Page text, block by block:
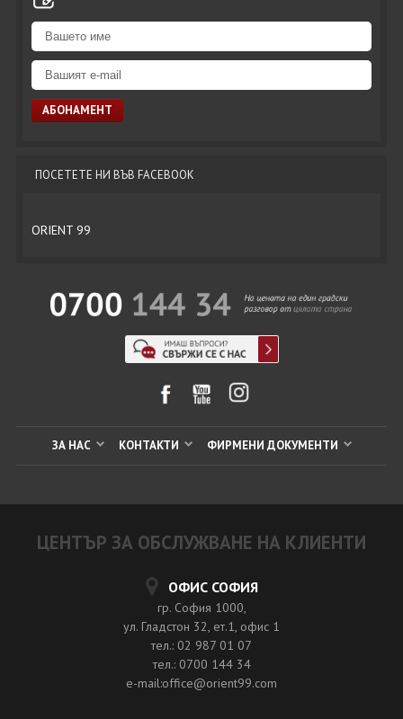
ПОСЕТЕТЕ НИ ВЪВ FACEBOOK
ORIENT 99
ЗА НАС КОНТАКТИ ФИРМЕНИ ДОКУМЕНТИ
ЦЕНТЪР ЗА ОБСЛУЖВАНЕ НА КЛИЕНТИ
ОФИС СОФИЯ
гр. София 1000,
ул. Гладстон 32, ет.1, офис 1
тел.: 02 987 01 07
тел.: 0700 144 34
e-mail:office@orient99.com